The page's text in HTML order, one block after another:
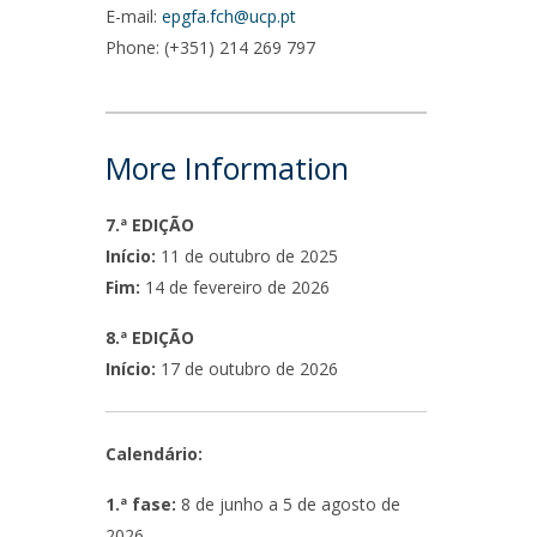
E-mail:epgfa.fch@ucp.pt
Phone: (+351) 214 269 797
More Information
7.ª EDIÇÃO
Início: 11 de outubro de 2025
Fim: 14 de fevereiro de 2026
8.ª EDIÇÃO
Início: 17 de outubro de 2026
Calendário:
1.ª fase:8 de junho a 5 de agosto de